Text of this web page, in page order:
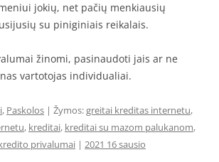
jokių, net pačių menkiausių
su piniginiais reikalais.
žinomi, pasinaudoti jais ar ne
vartotojas individualiai.
, Paskolos | Žymos:greitai kreditas internetu,
, kreditai, kreditai su mazom palukanom,
privalumai | 2021 16 sausio